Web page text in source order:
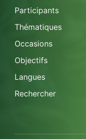
Participants
Thématiques
Occasions
Objectifs
Langues
Rechercher